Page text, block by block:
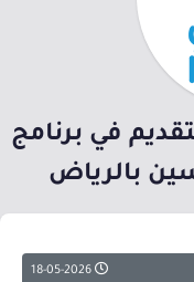
في برنامج
بالرياض